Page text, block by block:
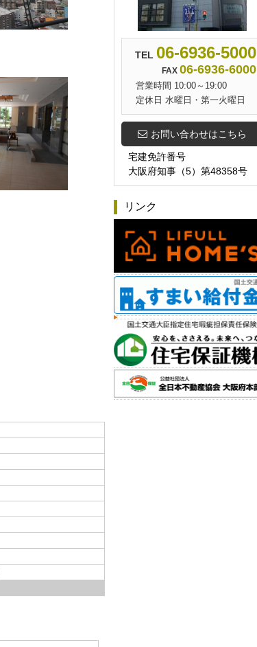
TEL 06-6936-5000
FAX 06-6936-6000
営業時間 10:00～19:00
定休日 水曜日・第一火曜日
お問い合わせはこちら
宅建免許番号
大阪府知事（5）第48358号
リンク